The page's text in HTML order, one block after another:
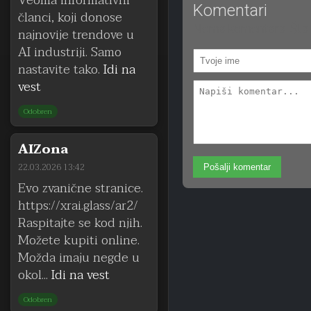
članci, koji donose
najnovije trendove u
AI industriji. Samo
nastavite tako.Idi na
vest
Odobren
AIZona
22.03.2026 13:42
Evo zvanične stranice.
https://xrai.glass/ar2/
Raspitajte se kod njih.
Možete kupiti online.
Možda imaju negde u
okol...Idi na vest
Odobren
Komentari
Pošalji komentar